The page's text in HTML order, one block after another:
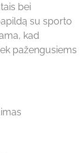
bei
su sporto
kad
pažengusiems